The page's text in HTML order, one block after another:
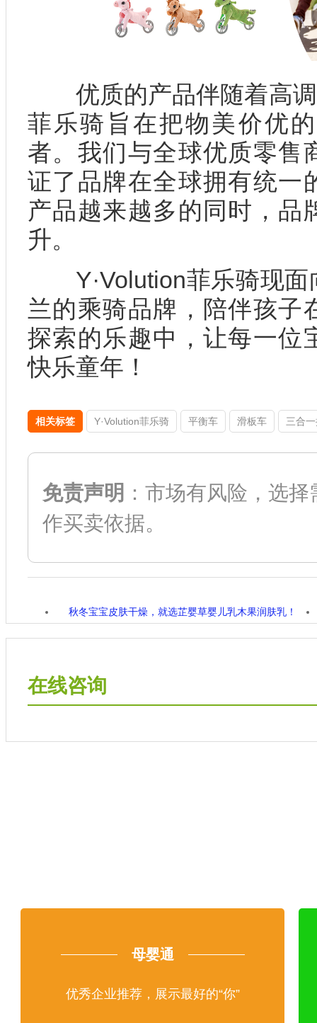
优质的产品伴随着高调
菲乐骑旨在把物美价优
者。我们与全球优质零售
证了品牌在全球拥有统一
产品越来越多的同时，品
升。
Y·Volution菲乐骑现面
兰的乘骑品牌，陪伴孩子
探索的乐趣中，让每一位
快乐童年！
相关标签 Y·Volution菲乐骑 平衡车 滑板车 三合
免责声明 ：市场有风险，选
作买卖依据。
秋冬宝宝皮肤干燥，就选芷婴草婴儿乳木果润肤乳！
在线咨询
母婴通
优秀企业推荐，展示最好的“你”